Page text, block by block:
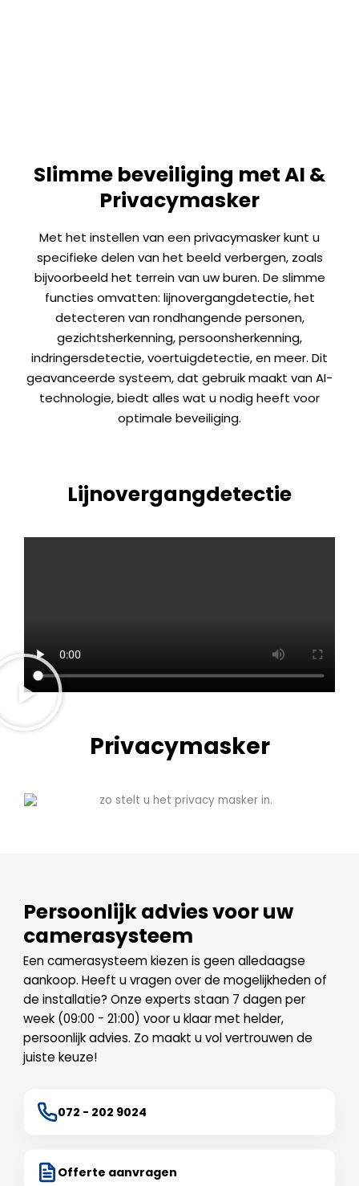
Slimme beveiliging met AI &
Privacymasker
Met het instellen van een privacymasker kunt u
specifieke delen van het beeld verbergen, zoals
bijvoorbeeld het terrein van uw buren. De slimme
functies omvatten: lijnovergangdetectie, het
detecteren van rondhangende personen,
gezichtsherkenning, persoonsherkenning,
indringersdetectie, voertuigdetectie, en meer. Dit
geavanceerde systeem, dat gebruik maakt van AI-
technologie, biedt alles wat u nodig heeft voor
optimale beveiliging.
Lijnovergangdetectie
Privacymasker
Persoonlijk advies voor uw
camerasysteem
Een camerasysteem kiezen is geen alledaagse
aankoop. Heeft u vragen over de mogelijkheden of
de installatie? Onze experts staan 7 dagen per
week (09:00 - 21:00) voor u klaar met helder,
persoonlijk advies. Zo maakt u vol vertrouwen de
juiste keuze!
072 - 202 9024
Offerte aanvragen